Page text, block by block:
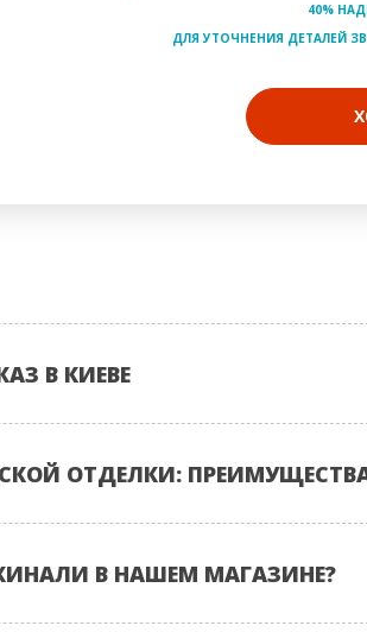
40%
ДЛЯ УТОЧНЕНИЯ ДЕТАЛЕЙ
В КИЕВЕ
ОТДЕЛКИ:
В НАШЕМ МАГАЗИНЕ?